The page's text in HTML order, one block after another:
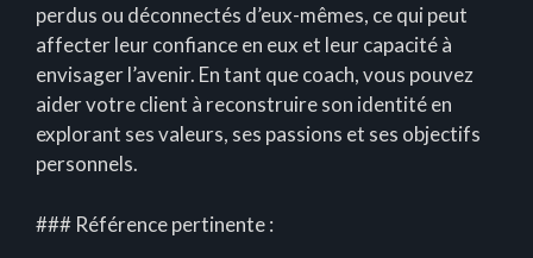
perdus ou déconnectés d’eux-mêmes, ce qui peut
affecter leur confiance en eux et leur capacité à
envisager l’avenir. En tant que coach, vous pouvez
aider votre client à reconstruire son identité en
explorant ses valeurs, ses passions et ses objectifs
personnels.
### Référence pertinente :